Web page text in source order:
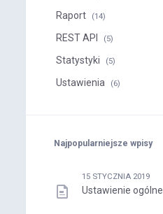
Raport (14)
REST API (5)
Statystyki (5)
Ustawienia (6)
Najpopularniejsze wpisy
15 STYCZNIA 2019
Ustawienie ogólne